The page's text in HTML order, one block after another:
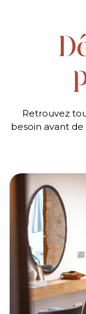
Retrouvez
besoin avant